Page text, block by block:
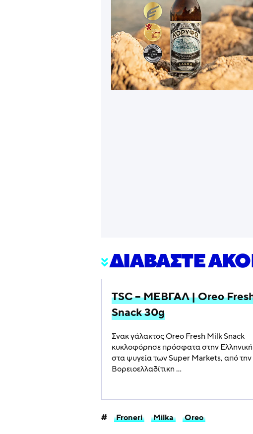
ΔΙΑΒΑΣΤΕ
TSC – ΜΕΒΓΑΛ | Oreo
Snack 30g
Σνακ γάλακτος Oreo Fresh Milk Snack
κυκλοφόρησε πρόσφατα στην
στα ψυγεία των Super Markets, από την
Βορειοελλαδίτικη ...
Froneri Milka Oreo